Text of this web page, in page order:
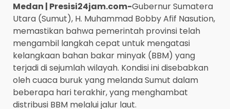
Medan | Presisi24jam.com-Gubernur Sumatera
Utara (Sumut), H. Muhammad Bobby Afif Nasution,
memastikan bahwa pemerintah provinsi telah
mengambil langkah cepat untuk mengatasi
kelangkaan bahan bakar minyak (BBM) yang
terjadi di sejumlah wilayah. Kondisi ini disebabkan
oleh cuaca buruk yang melanda Sumut dalam
beberapa hari terakhir, yang menghambat
distribusi BBM melalui jalur laut.